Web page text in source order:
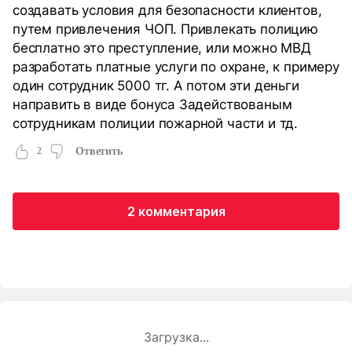
создавать условия для безопасности клиентов,
путем привлечения ЧОП. Привлекать полицию
бесплатно это преступление, или можно МВД
разработать платные услуги по охране, к примеру
один сотрудник 5000 тг. А потом эти деньги
направить в виде бонуса Задействованым
сотрудникам полиции пожарной части и тд.
2 Ответить
2 комментария
Загрузка...